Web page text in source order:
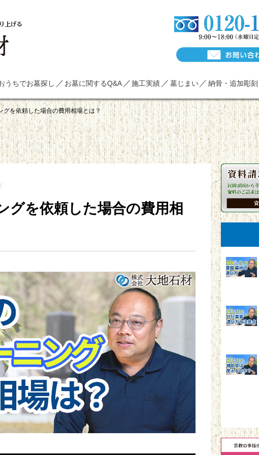
上げる
うちでお墓探し お墓に関するQ&A 施工実績 墓じまい 納骨・追加彫刻
グを依頼した場合の費用相場とは？
グを依頼した場合の費用相